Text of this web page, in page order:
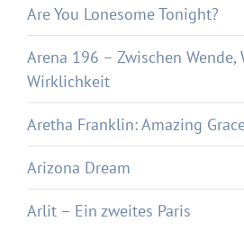
Are You Lonesome Tonight?
Arena 196 – Zwischen Wende,
Wirklichkeit
Aretha Franklin: Amazing
Arizona Dream
Arlit – Ein zweites Paris